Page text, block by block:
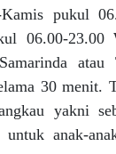
Kamis pukul
06.00-23.00
atau
30 menit.
yakni
untuk anak-